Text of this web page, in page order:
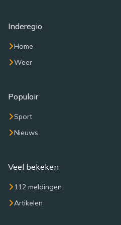
Inderegio
Home
Weer
Populair
Sport
Nieuws
Veel bekeken
112 meldingen
Artikelen